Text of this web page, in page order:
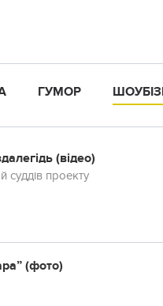
ГУМОР
(відео)
суддів проекту
(фото)